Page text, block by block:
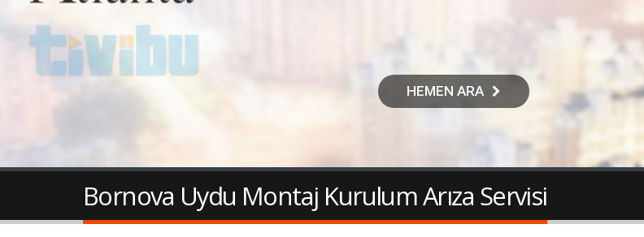
HEMEN ARA
Bornova Uydu Montaj Kurulum Arıza Servisi